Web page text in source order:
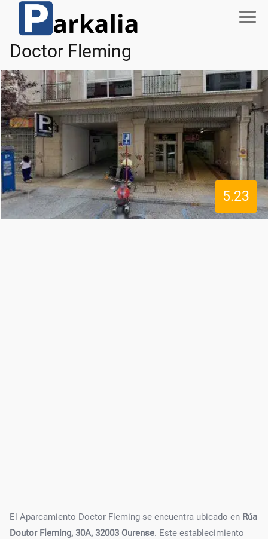
Doctor Fleming
5.23
El Aparcamiento Doctor Fleming se encuentra ubicado en Rúa
Doutor Fleming, 30A, 32003 Ourense. Este establecimiento